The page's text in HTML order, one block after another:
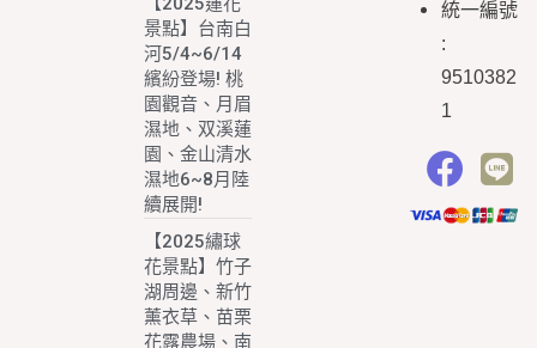
景點】台南白
河5/4~6/14
繽紛登場! 桃
園觀音、月眉
濕地、双溪蓮
園、金山清水
濕地6~8月陸
續展開!
【2025繡球
花景點】竹子
湖周邊、新竹
薰衣草、苗栗
花露農場、南
統一編號
:
9510382
1